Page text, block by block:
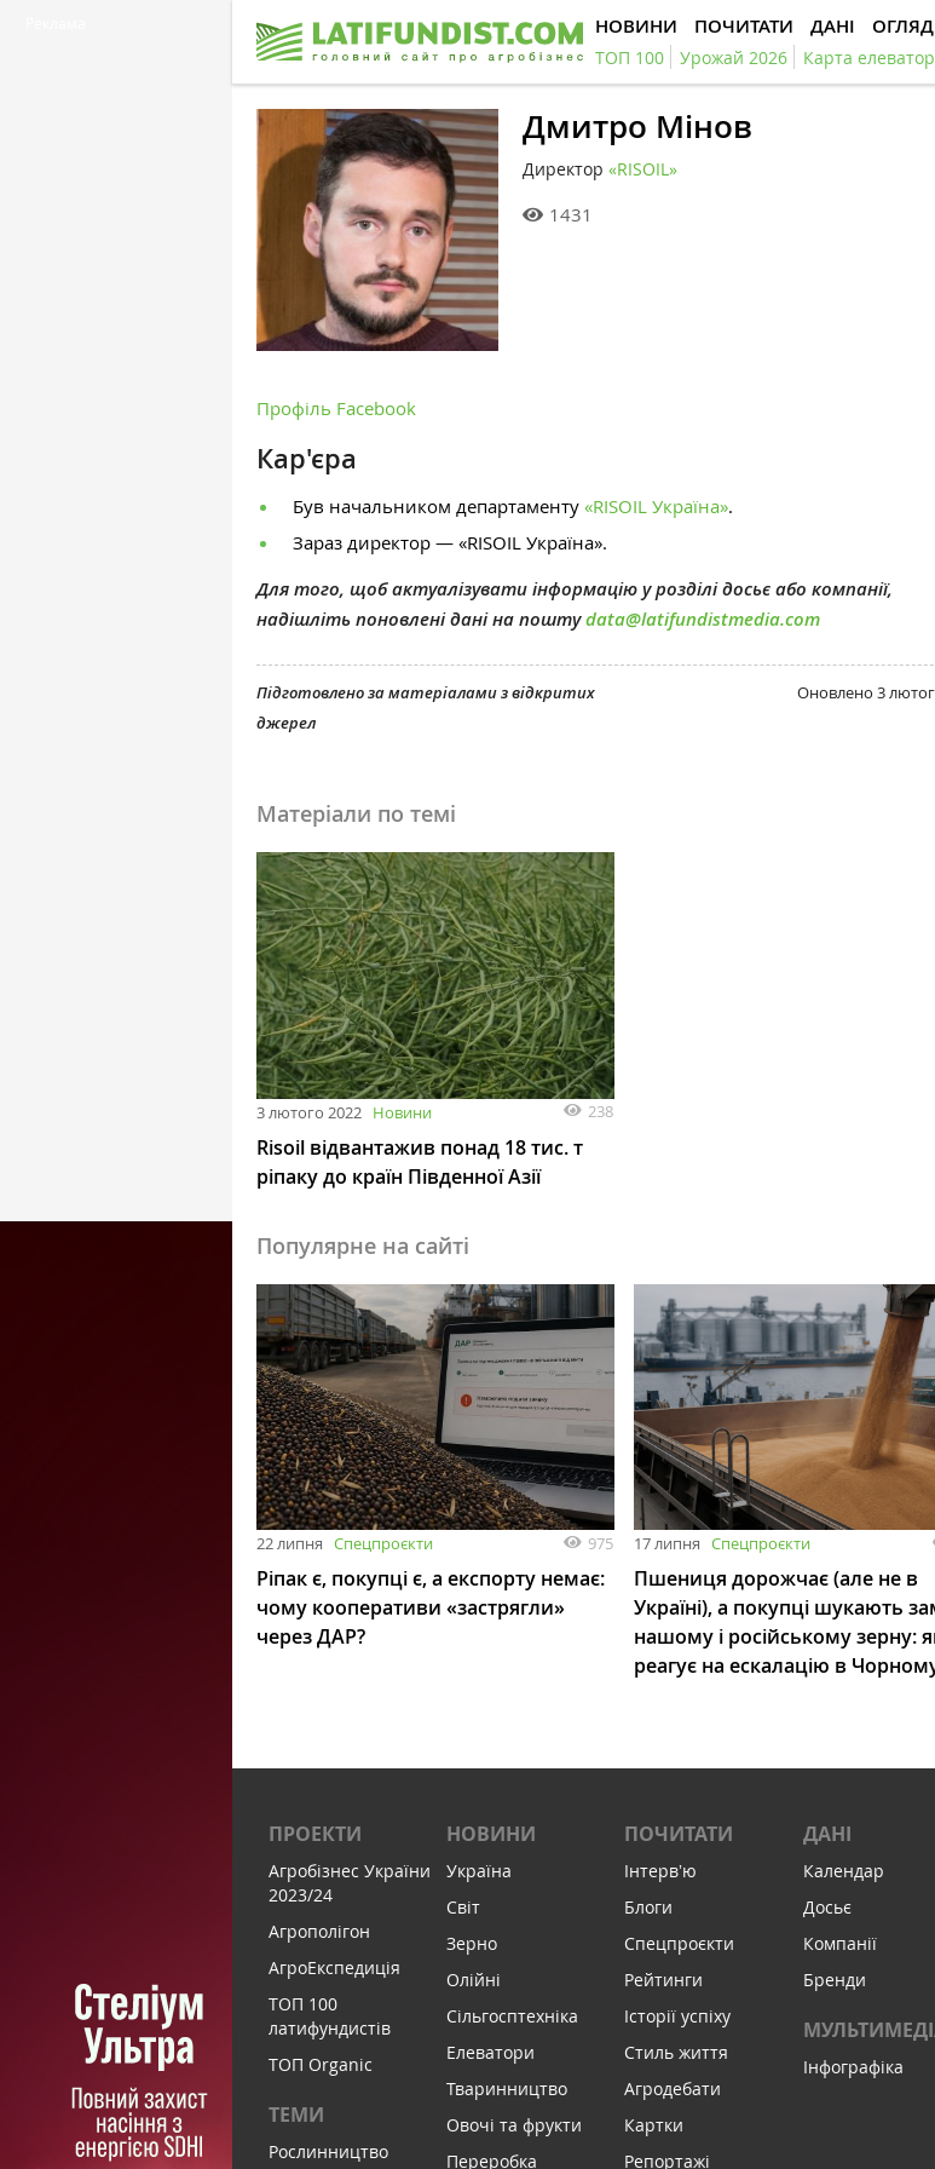
НОВИНИ ПОЧИТАТИ ДАНІ
ТОП 100 Урожай 2026 Карта
Дмитро Мінов
Директор «RISOIL»
1431
Профіль Facebook
Кар'єра
Був начальником департаменту «RISOIL Україна».
Зараз директор — «RISOIL Україна».
Для того, щоб актуалізувати інформацію у розділі досьє або компанії,
надішліть поновлені дані на поштуdata@latifundistmedia.com
Підготовлено за матеріалами з відкритих
джерел
Оновлено 3
Матеріали по темі
3 лютого 2022 Новини 238
Risoil відвантажив понад 18 тис. т
ріпаку до країн Південної Азії
Популярне на сайті
22 липня Спецпроєкти 975
Ріпак є, покупці є, а експорту немає:
чому кооперативи «застрягли»
через ДАР?
17 липня Спецпроєкти
Пшениця дорожчає (але не в
Україні), а покупці шукають
нашому і російському зерну:
реагує на ескалацію в
ПРОЕКТИ
Агробізнес України
2023/24
Агрополігон
АгроЕкспедиція
ТОП 100
латифундистів
ТОП Organic
ТЕМИ
Рослинництво
НОВИНИ
Україна
Світ
Зерно
Олійні
Сільгосптехніка
Елеватори
Тваринництво
Овочі та фрукти
Переробка
ПОЧИТАТИ
Інтервʼю
Блоги
Спецпроєкти
Рейтинги
Історії успіху
Стиль життя
Агродебати
Картки
Репортажі
ДАНІ
Календар
Досьє
Компанії
Бренди
Інфографіка